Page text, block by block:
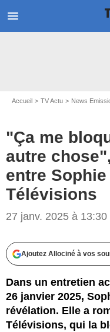
menu
Accueil TV Actu News
"Ça me
autre
entre
Télévisions
27 janv. 2025 à 13:30
Ajoutez Allociné à vos
Dans un entretien
26 janvier 2025,
révélation. Elle a
Télévisions, qui la